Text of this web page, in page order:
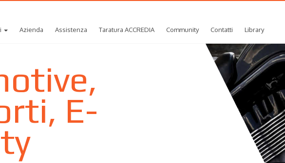
Azienda Assistenza Taratura ACCREDIA Community Contatti Library
E-